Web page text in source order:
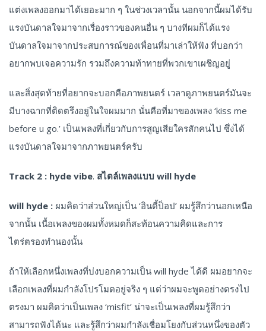
แต่งเพลงออกมาได้เยอะมาก ๆ ในช่วงเวลานั้น นอกจากนี้ผมได้รับ
แรงบันดาลใจมาจากเรื่องราวของคนอื่น ๆ บางทีผมก็ได้แรง
บันดาลใจมาจากประสบการณ์ของเพื่อนที่มาเล่าให้ฟัง ที่บอกว่า
อยากพบเจอความรัก รวมถึงความท้าทายที่พวกเขาเผชิญอยู่
และสิ่งสุดท้ายที่อยากจะบอกคือภาพยนตร์ เวลาดูภาพยนตร์มันจะ
มีบางฉากที่ติดตรึงอยู่ในใจผมมาก นั่นคือที่มาของเพลง ‘kiss me
before u go.’ เป็นเพลงที่เกี่ยวกับการสูญเสียใครสักคนไป ซึ่งได้
แรงบันดาลใจมาจากภาพยนตร์ครับ
Track 2 : hyde vibe. สไตล์เพลงแบบ will hyde
will hyde : ผมคิดว่าส่วนใหญ่เป็น ‘อินดี้ป็อป’ ผมรู้สึกว่านอกเหนือ
จากนั้น เนื้อเพลงของผมทั้งหมดก็สะท้อนความคิดและการ
ไตร่ตรองทำนองนั้น
ถ้าให้เลือกหนึ่งเพลงที่บ่งบอกความเป็น will hyde ได้ดี ผมอยากจะ
เลือกเพลงที่ผมกำลังโปรโมตอยู่จริง ๆ แต่ว่าผมจะพูดอย่างตรงไป
ตรงมา ผมคิดว่าเป็นเพลง ‘misfit’ น่าจะเป็นเพลงที่ผมรู้สึกว่า
สามารถฟังได้นะ และรู้สึกว่าผมกำลังเชื่อมโยงกับส่วนหนึ่งของตัว